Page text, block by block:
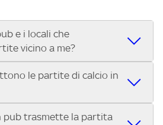
e i locali che
vicino a me?
o locale vicino a te per
A ENILIVE, la Serie C Sky Wifi, la
la UEFA Europa League, la UEFA
la Formula 1®, la MotoGP™ e
le partite di calcio in
o ristoranti mostrano le partite
pub trasmette la partita